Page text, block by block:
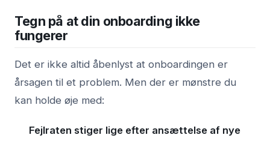
Tegn på at din onboarding ikke
fungerer
Det er ikke altid åbenlyst at onboardingen er
årsagen til et problem. Men der er mønstre du
kan holde øje med:
Fejlraten stiger lige efter ansættelse af nye